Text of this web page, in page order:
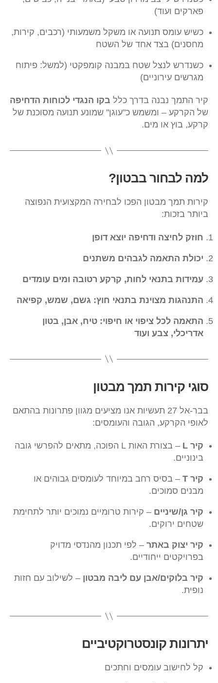
פארקים ועוד)
כשיש עומס תנועה או משקל משמעותי (רכבים, קירות,
מחסנים) בצד אחד של השטח
כשנדרש לנצל שטח במבנה קומפקטי (למשל: פיתוח
מגרשים עירוניים)
קיר התמך נבנה בדרך כלל בקו הנגדי לכוחות הדחיפה
של הקרקע – ומשמש כ"עוגן" שמונע תנועה מסוכנת של
קרקע, בוץ או מים.
למה לבחור בבטון?
קירות תמך מבטון הפכו לבחירה המקצועית הנפוצה
ביותר בזכות:
חוזק לחיצה ודחיפה יוצא דופן
יכולת התאמה לגבהים משתנים
עמידות בתנאי לחות, קרקע רטובה ומים עומדים
התנהגות מצוינת בתנאי חוץ: גשם, שמש, קפיאה
התאמה לכל ציפוי או חיפוי: טיח, אבן, בטון
אדריכלי, צבע ועוד
סוגי קירות תמך מבטון
בבר-אל 27 תעשיות אנו מציעים מגוון פתרונות בהתאם
לאופי הקרקע, הגובה והעומסים:
קיר L
– בצורת האות L הפוכה, מתאים להפרשי גובה
בינוניים.
קיר T
– בסיס רחב במיוחד לעומסים גבוהים או
מבנים סמוכים.
קיר גן/שיניים – קירות טרומיים נמוכים יותר לתחימת
שטחים ירוקים.
קיר יצוק באתר – לפי תכנון מהנדסי מדויק
בפרויקטים ייחודיים.
קיר בלוקים/אבן עם ליבה מבטון – לשילוב עם חזות
נופית.
יתרונות קונסטרוקטיביים
קל לחישוב עומסים וחתכים